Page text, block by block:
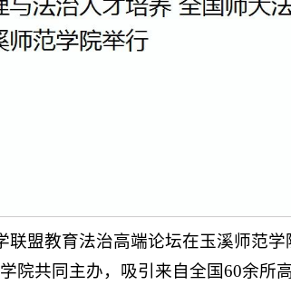
盟教育法治高端论坛在玉溪师范学
院共同主办，吸引来自全国60余所